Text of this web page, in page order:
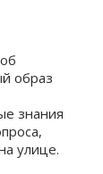
образ
знания
улице.